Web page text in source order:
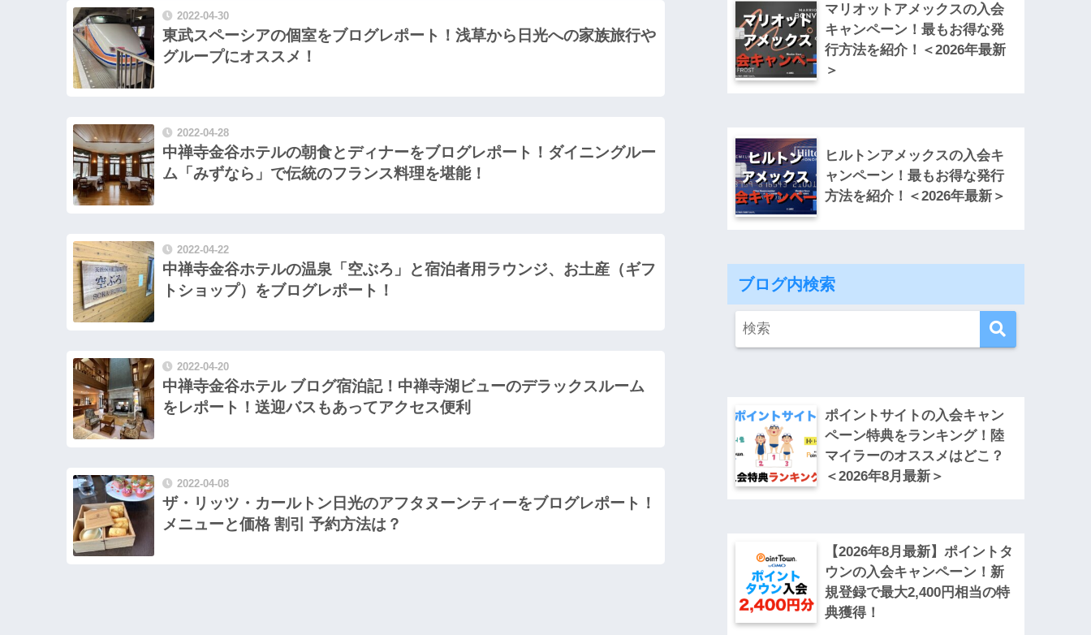
2022-04-30
東武スペーシアの個室をブログレポート！浅草から日光への家族旅行や
グループにオススメ！
2022-04-28
中禅寺金谷ホテルの朝食とディナーをブログレポート！ダイニングルー
ム「みずなら」で伝統のフランス料理を堪能！
2022-04-22
中禅寺金谷ホテルの温泉「空ぶろ」と宿泊者用ラウンジ、お土産（ギフ
トショップ）をブログレポート！
2022-04-20
中禅寺金谷ホテル ブログ宿泊記！中禅寺湖ビューのデラックスルーム
をレポート！送迎バスもあってアクセス便利
2022-04-08
ザ・リッツ・カールトン日光のアフタヌーンティーをブログレポート！
メニューと価格 割引 予約方法は？
マリオットアメックスの入会
キャンペーン！最もお得な発
行方法を紹介！＜2026年最新
＞
ヒルトンアメックスの入会キ
ャンペーン！最もお得な発行
方法を紹介！＜2026年最新＞
ブログ内検索
ポイントサイトの入会キャン
ペーン特典をランキング！陸
マイラーのオススメはどこ？
＜2026年8月最新＞
【2026年8月最新】ポイントタ
ウンの入会キャンペーン！新
規登録で最大2,400円相当の特
典獲得！